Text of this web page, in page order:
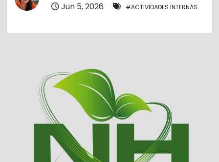
Jun 5, 2026 #ACTIVIDADES INTERNAS